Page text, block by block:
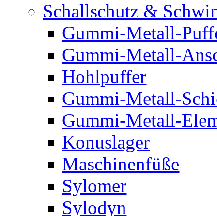
Schallschutz &
Gummi-Metall-
Gummi-Metall-
Hohlpuffer
Gummi-Metall-
Gummi-Metall-
Konuslager
Maschinenfüße
Sylomer
Sylodyn